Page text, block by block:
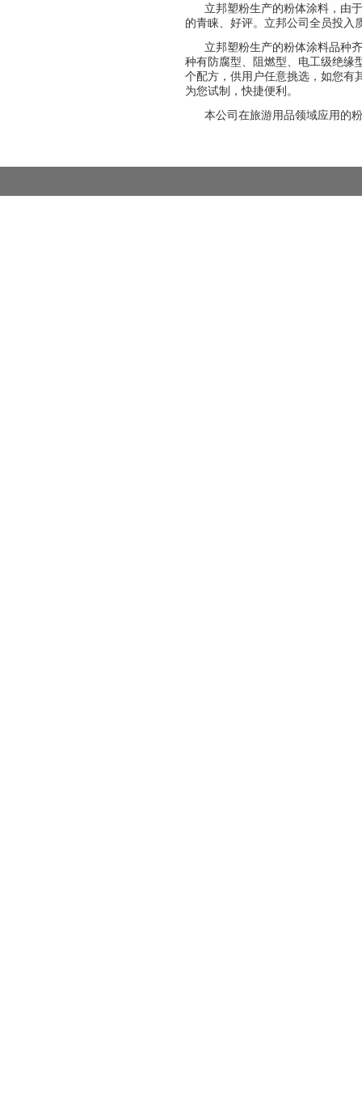
立邦塑粉生产的粉体涂料，由
的青睐、好评。立邦公司全员投入
立邦塑粉生产的粉体涂料品种
种有防腐型、阻燃型、电工级绝缘
个配方，供用户任意挑选，如您有
为您试制，快捷便利。
本公司在旅游用品领域应用的